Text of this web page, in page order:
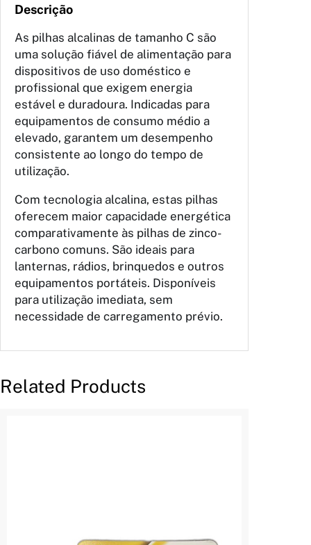
Descrição
As pilhas alcalinas de tamanho C são
uma solução fiável de alimentação para
dispositivos de uso doméstico e
profissional que exigem energia
estável e duradoura. Indicadas para
equipamentos de consumo médio a
elevado, garantem um desempenho
consistente ao longo do tempo de
utilização.
Com tecnologia alcalina, estas pilhas
oferecem maior capacidade energética
comparativamente às pilhas de zinco-
carbono comuns. São ideais para
lanternas, rádios, brinquedos e outros
equipamentos portáteis. Disponíveis
para utilização imediata, sem
necessidade de carregamento prévio.
Related Products